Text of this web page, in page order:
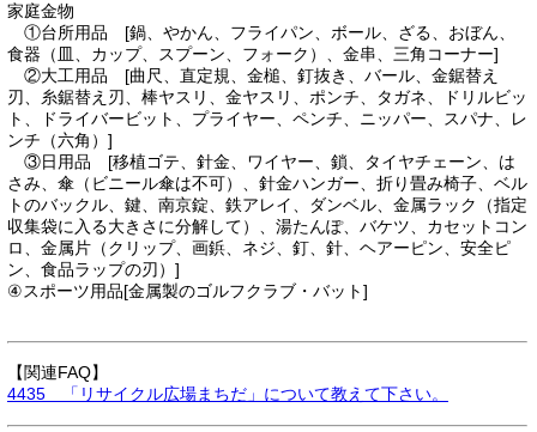
家庭金物
①台所用品 [鍋、やかん、フライパン、ボール、ざる、おぼん、
食器（皿、カップ、スプーン、フォーク）、金串、三角コーナー]
②大工用品 [曲尺、直定規、金槌、釘抜き、バール、金鋸替え
刃、糸鋸替え刃、棒ヤスリ、金ヤスリ、ポンチ、タガネ、ドリルビッ
ト、ドライバービット、プライヤー、ペンチ、ニッパー、スパナ、レ
ンチ（六角）]
③日用品 [移植ゴテ、針金、ワイヤー、鎖、タイヤチェーン、は
さみ、傘（ビニール傘は不可）、針金ハンガー、折り畳み椅子、ベル
トのバックル、鍵、南京錠、鉄アレイ、ダンベル、金属ラック（指定
収集袋に入る大きさに分解して）、湯たんぽ、バケツ、カセットコン
ロ、金属片（クリップ、画鋲、ネジ、釘、針、ヘアーピン、安全ピ
ン、食品ラップの刃）]
④スポーツ用品[金属製のゴルフクラブ・バット]
【関連FAQ】
4435 「リサイクル広場まちだ」について教えて下さい。